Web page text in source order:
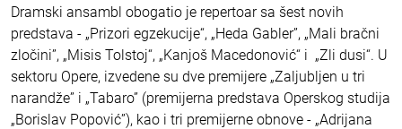
Dramski ansambl obogatio je repertoar sa šest novih
predstava - „Prizori egzekucije“, „Heda Gabler”, „Mali bračni
zločini”, „Misis Tolstoj“, „Kanjoš Macedonović“ i „Zli dusi“. U
sektoru Opere, izvedene su dve premijere „Zaljubljen u tri
narandže” i „Tabaro” (premijerna predstava Operskog studija
„Borislav Popović”), kao i tri premijerne obnove - „Adrijana